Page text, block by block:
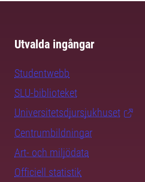
Utvalda ingångar
Studentwebb
SLU-biblioteket
Universitetsdjursjukhuset
Centrumbildningar
Art- och miljödata
Officiell statistik